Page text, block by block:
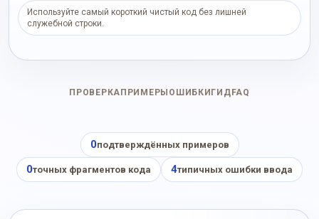
Используйте самый короткий чистый код без лишней
служебной строки.
ПРОВЕРКА ПРИМЕРЫ ОШИБКИ ГИД FAQ
0подтверждённых примеров
0точных фрагментов кода 4типичных ошибки ввода